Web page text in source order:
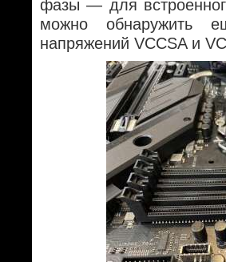
фазы — для
можно обнаружить
напряжений VCCSA и